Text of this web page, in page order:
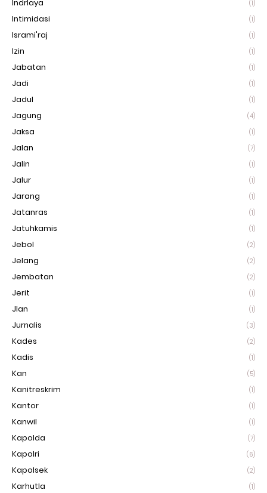
Indrlaya (1)
Intimidasi (1)
Isrami'raj (1)
Izin (1)
Jabatan (1)
Jadi (1)
Jadul (1)
Jagung (4)
Jaksa (1)
Jalan (7)
Jalin (1)
Jalur (1)
Jarang (1)
Jatanras (1)
Jatuhkamis (1)
Jebol (2)
Jelang (2)
Jembatan (2)
Jerit (1)
Jlan (1)
Jurnalis (3)
Kades (2)
Kadis (1)
Kan (5)
Kanitreskrim (1)
Kantor (1)
Kanwil (1)
Kapolda (7)
Kapolri (6)
Kapolsek (2)
Karhutla (1)